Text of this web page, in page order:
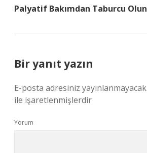
Palyatif Bakımdan Taburcu
Bir yanıt yazın
E-posta adresiniz yayınlanmayacak.
ile işaretlenmişlerdir
Yorum